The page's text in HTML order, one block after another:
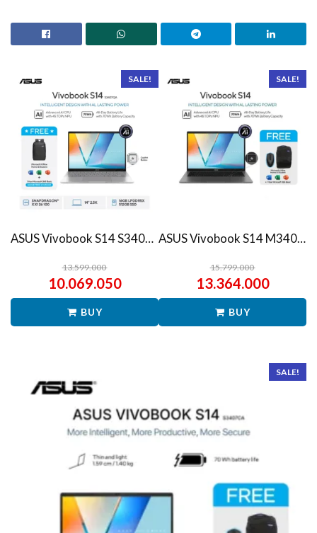
SALE!
ASUS Vivobook S14 S3407QA – IPSP151M – Matte Gray
13.599.000
10.069.050
BUY
SALE!
ASUS Vivobook S14 M3407HA Ryzen 7 260 1TB SSD 16GB WUXGA IPS Win11+OHS
15.799.000
13.364.000
BUY
SALE!